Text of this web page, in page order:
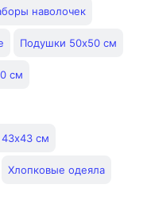
наволочек
Подушки 50x50 см
см
см
Хлопковые одеяла